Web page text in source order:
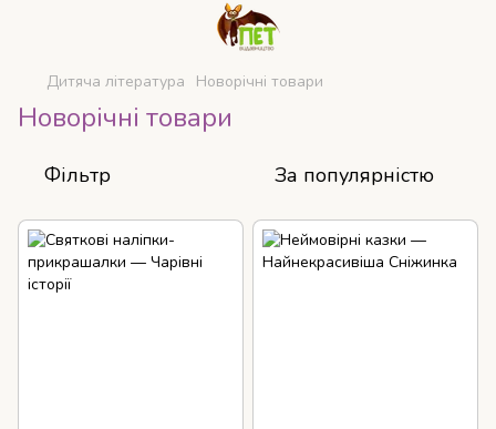
Дитяча література Новорічні товари
Новорічні товари
Фільтр За популярністю